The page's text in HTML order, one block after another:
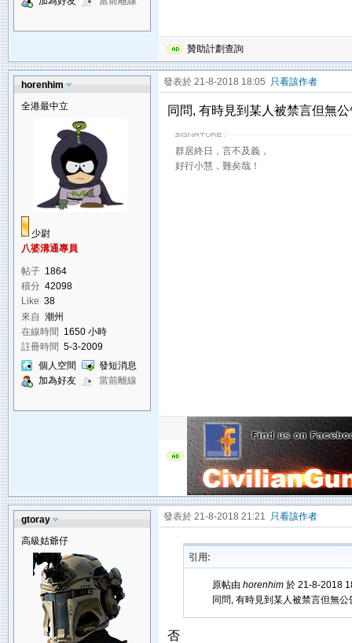
贊助計劃查詢
horenhim
全港最中立
少尉
八婆溝通專員
帖子 1864
積分 42098
Like 38
來自 潮州
在線時間 1650 小時
註冊時間 5-3-2009
個人空間
發短消息
加為好友
當前離線
發表於 21-8-2018 18:05 只看該作者
同問, 有時見到某人被禁言但無
群居終日，言不及義，
好行小慧，難矣哉！
gtoray
高級姑爺仔
發表於 21-8-2018 21:21 只看該作者
引用:
原帖由 horenhim於 21-8-2018
同問, 有時見到某人被禁言但無
否